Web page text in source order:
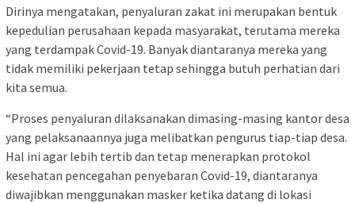
Dirinya mengatakan, penyaluran zakat ini merupakan bentuk
kepedulian perusahaan kepada masyarakat, terutama mereka
yang terdampak Covid-19. Banyak diantaranya mereka yang
tidak memiliki pekerjaan tetap sehingga butuh perhatian dari
kita semua.
“Proses penyaluran dilaksanakan dimasing-masing kantor desa
yang pelaksanaannya juga melibatkan pengurus tiap-tiap desa.
Hal ini agar lebih tertib dan tetap menerapkan protokol
kesehatan pencegahan penyebaran Covid-19, diantaranya
diwajibkan menggunakan masker ketika datang di lokasi